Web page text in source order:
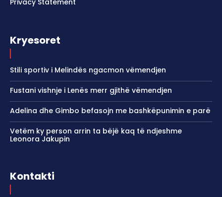
Privacy Statement
Kryesoret
Stili sportiv i Melindës ngacmon vëmendjen
Fustani vishnje i Lenës merr gjithë vëmendjen
Adelina dhe Gimbo befasojn me bashkëpunimin e parë
Vetëm ky person arrin ta bëjë kaq të ndjeshme
Leonora Jakupin
Kontakti